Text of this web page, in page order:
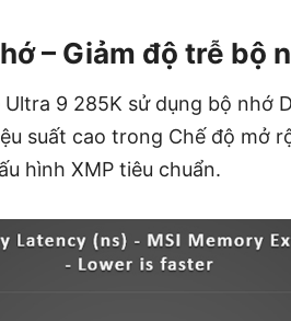
– Giảm độ trễ bộ
9 285K sử dụng bộ nhớ
suất cao trong Chế độ mở
hình XMP tiêu chuẩn.